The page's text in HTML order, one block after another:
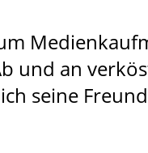
und an
seine